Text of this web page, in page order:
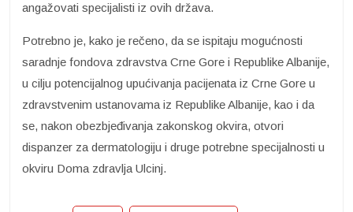
angažovati specijalisti iz ovih država.
Potrebno je, kako je rečeno, da se ispitaju mogućnosti
saradnje fondova zdravstva Crne Gore i Republike Albanije,
u cilju potencijalnog upućivanja pacijenata iz Crne Gore u
zdravstvenim ustanovama iz Republike Albanije, kao i da
se, nakon obezbjeđivanja zakonskog okvira, otvori
dispanzer za dermatologiju i druge potrebne specijalnosti u
okviru Doma zdravlja Ulcinj.